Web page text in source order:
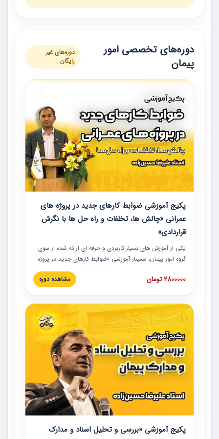
دوره‌های تخصصی امور
پیمان
دوره‌های غیر
رایگان
پکیج آموزشی ضوابط کارهای جدید در پروژه های
عمرانی «چالش ها، تخلفات و راه حل ها با نگرش
قراردادی»
یکی از آموزش‏‏‏‏‏‏ های بسیار کاربردی و حرفه‏ ای ارائه شده از سوی
گروه امور پیمان، سمینار آموزشی «ضوابط کارهای جدید در پروژه
های عمرانی» چالش ها، تخلفات و راه حل ها با نگرش قراردادی
است که در محل سندیکای شرکت های ساختمانی کشور ارائه شد.
مدارک پیمان به همراه تجربیات عملی ارائه شده است.
2800000 تومان مشاهده دوره
پکیج آموزشی «بررسی و تحلیل اسناد و مدارک